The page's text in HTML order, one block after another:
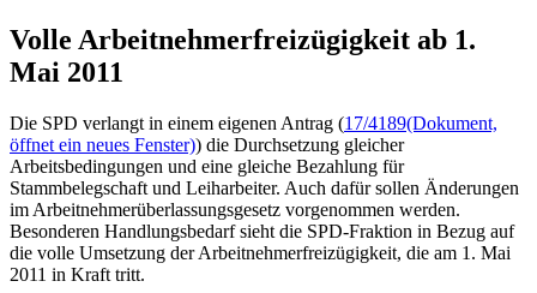
Volle Arbeitnehmerfreizügigkeit ab 1.
Mai 2011
Die SPD verlangt in einem eigenen Antrag (17/4189(Dokument,
öffnet ein neues Fenster)) die Durchsetzung gleicher
Arbeitsbedingungen und eine gleiche Bezahlung für
Stammbelegschaft und Leiharbeiter. Auch dafür sollen Änderungen
im Arbeitnehmerüberlassungsgesetz vorgenommen werden.
Besonderen Handlungsbedarf sieht die SPD-Fraktion in Bezug auf
die volle Umsetzung der Arbeitnehmerfreizügigkeit, die am 1. Mai
2011 in Kraft tritt.